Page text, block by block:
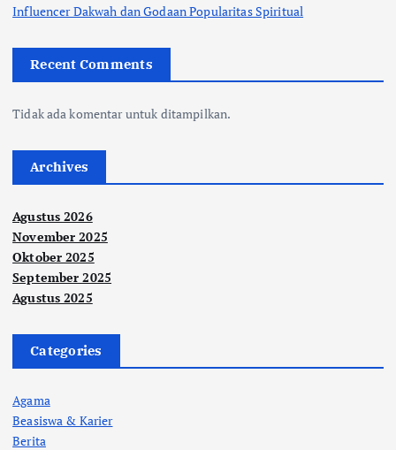
Influencer Dakwah dan Godaan Popularitas Spiritual
Recent Comments
Tidak ada komentar untuk ditampilkan.
Archives
Agustus 2026
November 2025
Oktober 2025
September 2025
Agustus 2025
Categories
Agama
Beasiswa & Karier
Berita